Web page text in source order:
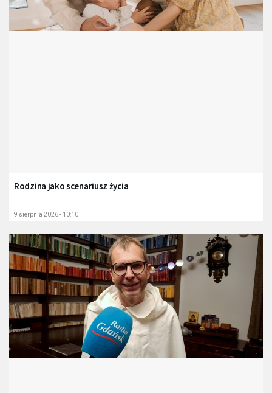
Rodzina jako scenariusz życia
9 sierpnia 2026 - 10:10